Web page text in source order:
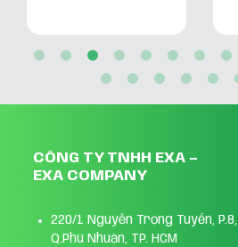
CÔNG TY TNHH EXA –
EXA COMPANY
220/1 Nguyễn Trọng Tuyển, P.8,
Q.Phú Nhuận, TP. HCM